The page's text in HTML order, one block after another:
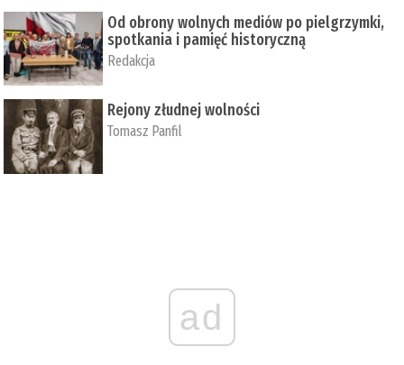
Od obrony wolnych mediów po pielgrzymki,
spotkania i pamięć historyczną
Redakcja
Rejony złudnej wolności
Tomasz Panfil
ad